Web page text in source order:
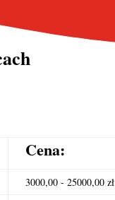
Cena:
3000,00 - 25000,00 zł